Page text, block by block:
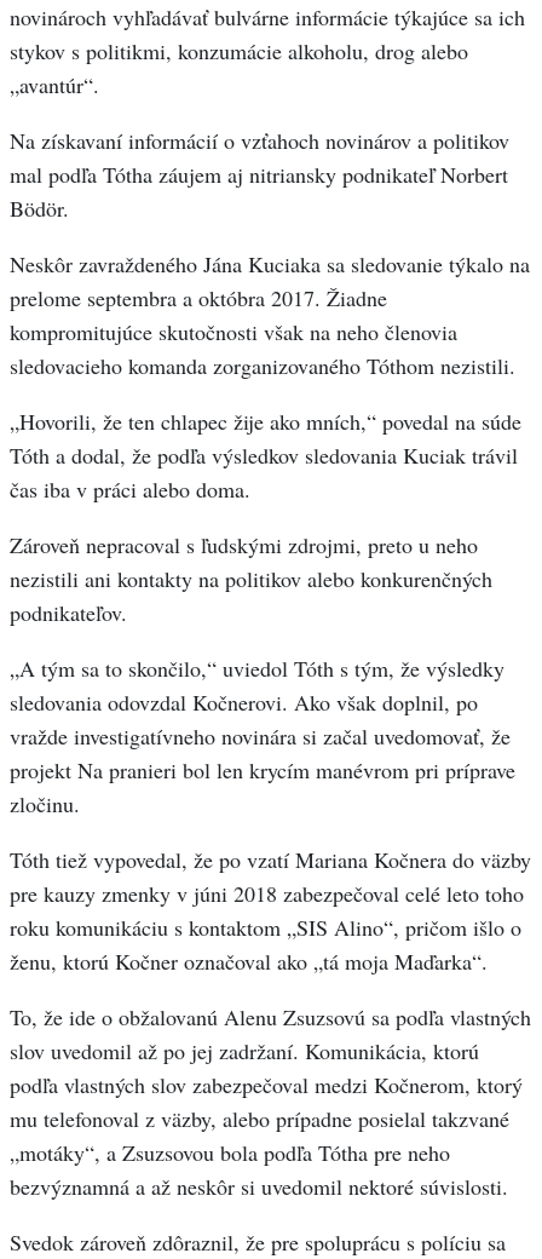
novinároch vyhľadávať bulvárne informácie týkajúce sa ich
stykov s politikmi, konzumácie alkoholu, drog alebo
„avantúr“.
Na získavaní informácií o vzťahoch novinárov a politikov
mal podľa Tótha záujem aj nitriansky podnikateľ Norbert
Bödör.
Neskôr zavraždeného Jána Kuciaka sa sledovanie týkalo na
prelome septembra a októbra 2017. Žiadne
kompromitujúce skutočnosti však na neho členovia
sledovacieho komanda zorganizovaného Tóthom nezistili.
„Hovorili, že ten chlapec žije ako mních,“ povedal na súde
Tóth a dodal, že podľa výsledkov sledovania Kuciak trávil
čas iba v práci alebo doma.
Zároveň nepracoval s ľudskými zdrojmi, preto u neho
nezistili ani kontakty na politikov alebo konkurenčných
podnikateľov.
„A tým sa to skončilo,“ uviedol Tóth s tým, že výsledky
sledovania odovzdal Kočnerovi. Ako však doplnil, po
vražde investigatívneho novinára si začal uvedomovať, že
projekt Na pranieri bol len krycím manévrom pri príprave
zločinu.
Tóth tiež vypovedal, že po vzatí Mariana Kočnera do väzby
pre kauzy zmenky v júni 2018 zabezpečoval celé leto toho
roku komunikáciu s kontaktom „SIS Alino“, pričom išlo o
ženu, ktorú Kočner označoval ako „tá moja Maďarka“.
To, že ide o obžalovanú Alenu Zsuzsovú sa podľa vlastných
slov uvedomil až po jej zadržaní. Komunikácia, ktorú
podľa vlastných slov zabezpečoval medzi Kočnerom, ktorý
mu telefonoval z väzby, alebo prípadne posielal takzvané
„motáky“, a Zsuzsovou bola podľa Tótha pre neho
bezvýznamná a až neskôr si uvedomil nektoré súvislosti.
Svedok zároveň zdôraznil, že pre spoluprácu s políciu sa